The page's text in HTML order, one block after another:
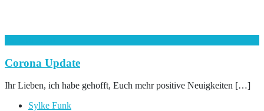
Corona Update
Ihr Lieben, ich habe gehofft, Euch mehr positive Neuigkeiten […]
Sylke Funk